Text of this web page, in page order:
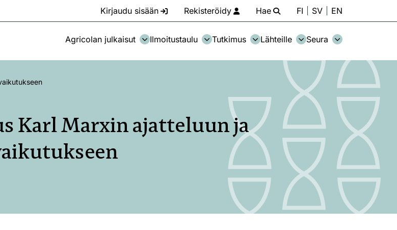
Kirjaudu sisään Rekisteröidy Hae FI SV EN
Agricolan julkaisut Ilmoitustaulu Tutkimus Lähteille Seura
Karl Marxin ajatteluun ja